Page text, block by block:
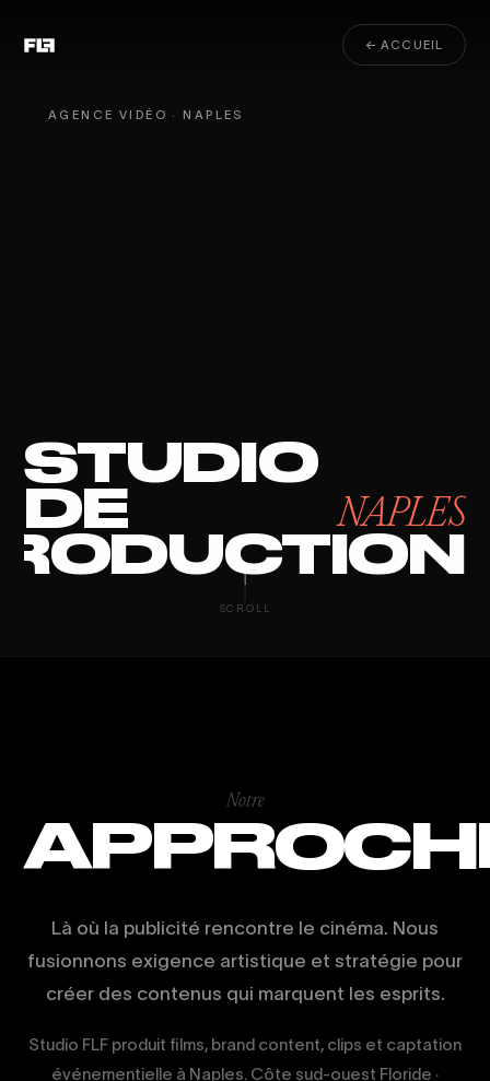
← ACCUEIL
AGENCE VIDÉO · NAPLES
STUDIO
DE NAPLES
SCROLL
Notre
Là où la publicité rencontre le cinéma. Nous
fusionnons exigence artistique et stratégie pour
créer des contenus qui marquent les esprits.
Studio FLF produit films, brand content, clips et captation
événementielle à Naples. Côte sud-ouest Floride ·